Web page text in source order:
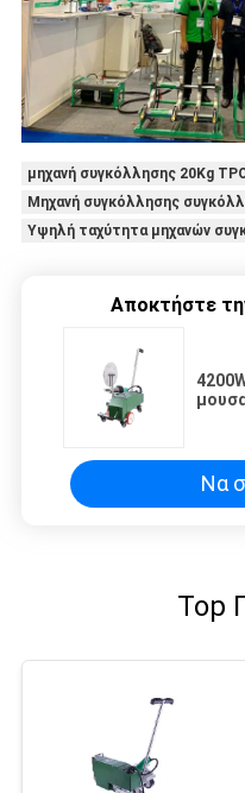
μηχανή συγκόλλησης 20Kg
Μηχανή συγκόλλησης
Υψηλή ταχύτητα μηχανών
Αποκτήστε
Να
Top